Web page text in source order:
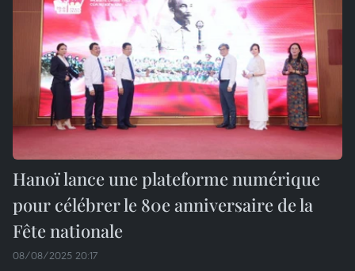
Hanoï lance une plateforme numérique
pour célébrer le 80e anniversaire de la
Fête nationale
08/08/2025 20:17